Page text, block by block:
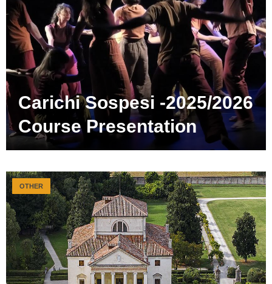
Carichi Sospesi -2025/2026
Course Presentation
OTHER